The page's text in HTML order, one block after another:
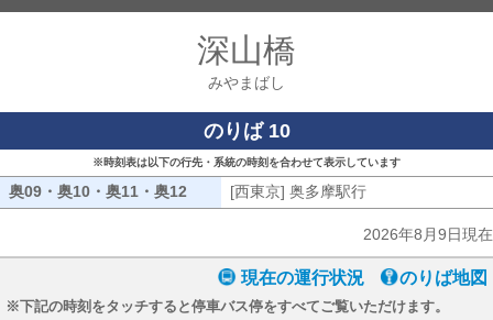
深山橋
みやまばし
のりば 10
※時刻表は以下の行先・系統の時刻を合わせて表示しています
奥09・奥10・奥11・奥12 奥09・奥10・奥11・奥12
[西東京] 奥多摩駅行
2026年8月9日現在
現在の運行状況 のりば地図
※下記の時刻をタッチすると停車バス停をすべてご覧いただけます。